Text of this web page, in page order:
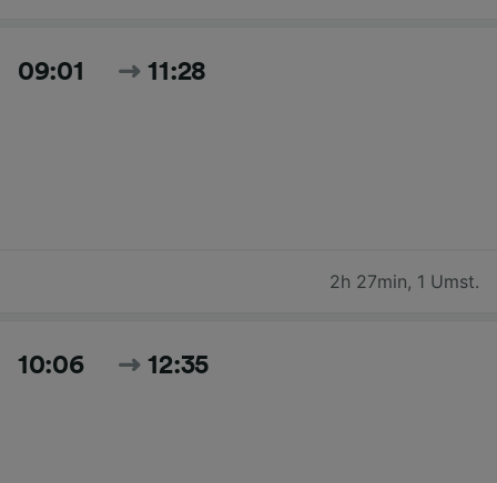
09:01 11:28
2h 27min, 1 Umst.
10:06 12:35